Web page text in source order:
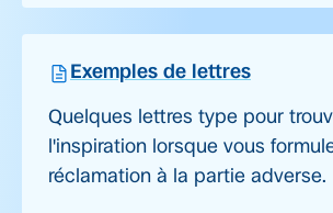
Exemples de lettres
Quelques lettres type pour
l'inspiration lorsque vous
réclamation à la partie adverse.